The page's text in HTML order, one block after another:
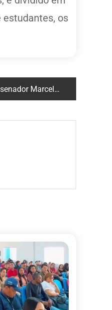
os
e ao Reitor Gildásio